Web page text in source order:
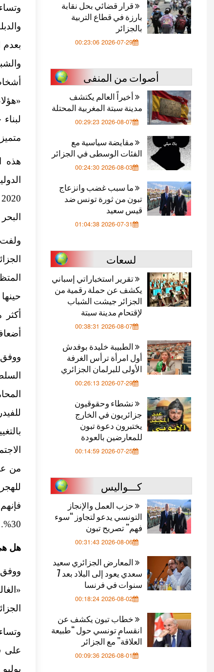
بعدم
هذه
ووفق
من
30%.
هل
على
قرار قضائي بحل نقابة
بارزة في قطاع التربية
بالجزائر
2026-07-29 00:23:06
أصوات من المنفى
أخيراً العالم يكتشف
مدينة سبتة المغربية المحتلة
2026-08-07 00:29:23
مقايضة سياسية مع
الفئات الوسطى في الجزائر
2026-08-03 00:24:30
ما سبب غضب وانزعاج
تبون من ثورة تونس ضد
قيس سعيد
2026-07-31 01:04:38
لسعات
تقرير استخباراتي إسباني
يكشف عن حملة رقمية من
الجزائر جيشت الشباب
لإقتحام مدينة سبتة
2026-08-07 00:38:31
الطبيبة خليدة بوفدش
أول امرأة ترأس الغرفة
الأولى للبرلمان الجزائري
2026-07-29 00:26:13
نشطاء وحقوقيون
جزائريون في الخارج
يختبرون دعوة تبون
للمعارضين بالعودة
2026-07-25 00:14:59
كـــواليس
حزب العمل والإنجاز
التونسي يدعو لتجاوز “سوء
فهم” تصريح تبون
2026-08-06 00:31:43
المعارض الجزائري سعيد
سعدي يعود إلى البلاد بعد 7
سنوات في فرنسا
2026-08-02 00:18:24
خطاب تبون يكشف عن
انقسام تونسي حول “طبيعة
العلاقة” مع الجزائر
2026-08-01 00:09:36